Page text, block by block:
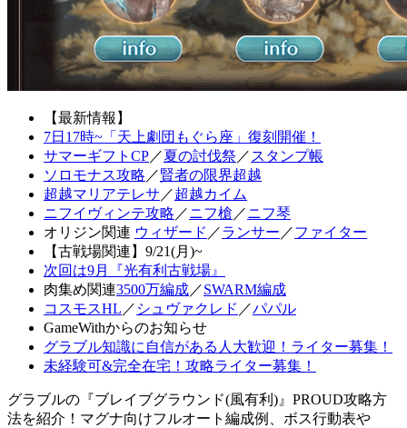
【最新情報】
7日17時~「天上劇団もぐら座」復刻開催！
サマーギフトCP／夏の討伐祭 ／ スタンプ帳
ソロモナス攻略 ／賢者の限界超越
超越マリアテレサ ／超越カイム
ニフイヴィンテ攻略 ／ニフ槍 ／ニフ琴
オリジン関連 ウィザード ／ランサー ／ファイター
【古戦場関連】9/21(月)~
次回は9月『光有利古戦場』
肉集め関連3500万編成／SWARM編成
コスモスHL ／ シュヴァクレド ／パパル
GameWithからのお知らせ
グラブル知識に自信がある人大歓迎！ライター募集！
未経験可&完全在宅！攻略ライター募集！
グラブルの『ブレイブグラウンド(風有利)』PROUD攻略方
法を紹介！マグナ向けフルオート編成例、ボス行動表や